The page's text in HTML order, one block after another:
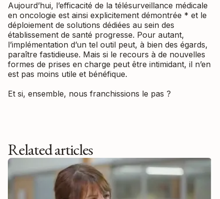
Aujourd’hui, l’efficacité de la télésurveillance médicale
en oncologie est ainsi explicitement démontrée * et le
déploiement de solutions dédiées au sein des
établissement de santé progresse. Pour autant,
l’implémentation d’un tel outil peut, à bien des égards,
paraître fastidieuse. Mais si le recours à de nouvelles
formes de prises en charge peut être intimidant, il n’en
est pas moins utile et bénéfique.
Et si, ensemble, nous franchissions le pas ?
Related articles